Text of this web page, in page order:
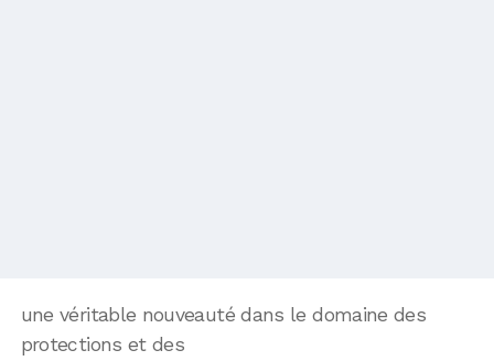
une véritable nouveauté dans le domaine des
protections et des